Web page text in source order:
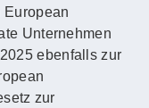
European
Unternehmen
ebenfalls zur
zur